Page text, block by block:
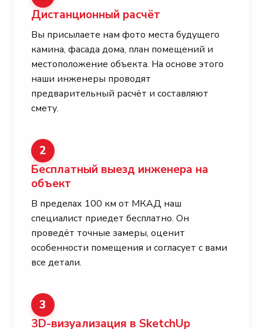
Дистанционный расчёт
Вы присылаете нам фото места будущего
камина, фасада дома, план помещений и
местоположение объекта. На основе этого
наши инженеры проводят
предварительный расчёт и составляют
смету.
2
Бесплатный выезд инженера на
объект
В пределах 100 км от МКАД наш
специалист приедет бесплатно. Он
проведёт точные замеры, оценит
особенности помещения и согласует с вами
все детали.
3
3D-визуализация в SketchUp